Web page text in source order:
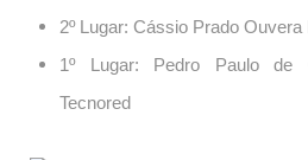
2º Lugar: Cássio Prado
1º Lugar: Pedro Paulo de
Tecnored